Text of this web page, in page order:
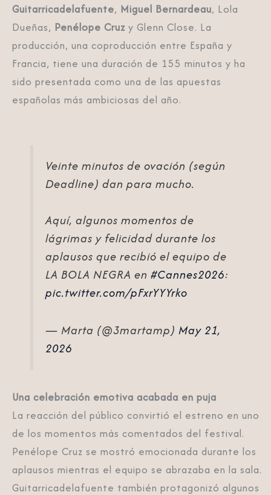
Guitarricadelafuente, Miguel Bernardeau, Lola
Dueñas, Penélope Cruz y Glenn Close. La
producción, una coproducción entre España y
Francia, tiene una duración de 155 minutos y ha
sido presentada como una de las apuestas
españolas más ambiciosas del año.
Veinte minutos de ovación (según
Deadline) dan para mucho.
Aquí, algunos momentos de
lágrimas y felicidad durante los
aplausos que recibió el equipo de
LA BOLA NEGRA en#Cannes2026:
pic.twitter.com/pFxrYYYrko
— Marta (@3martamp)May 21,
2026
Una celebración emotiva acabada en puja
La reacción del público convirtió el estreno en uno
de los momentos más comentados del festival.
Penélope Cruz se mostró emocionada durante los
aplausos mientras el equipo se abrazaba en la sala.
Guitarricadelafuente también protagonizó algunos